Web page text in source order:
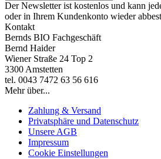
Der Newsletter ist kostenlos und kann
oder in Ihrem Kundenkonto wieder
Kontakt
Bernds BIO Fachgeschäft
Bernd Haider
Wiener Straße 24 Top 2
3300 Amstetten
tel. 0043 7472 63 56 616
Mehr über...
Zahlung & Versand
Privatsphäre und Datenschutz
Unsere AGB
Impressum
Cookie Einstellungen